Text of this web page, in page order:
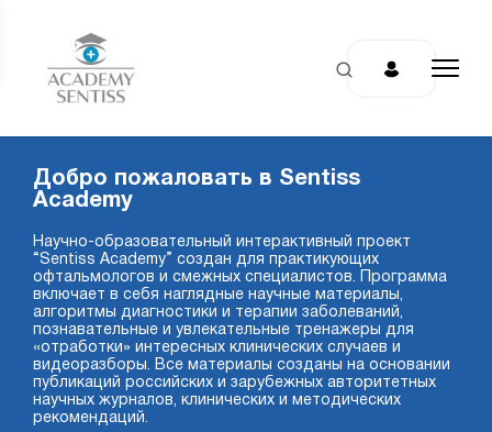
Добро пожаловать в Sentiss
Academy
Научно-образовательный интерактивный проект
“Sentiss Academy” создан для практикующих
офтальмологов и смежных специалистов. Программа
включает в себя наглядные научные материалы,
алгоритмы диагностики и терапии заболеваний,
познавательные и увлекательные тренажеры для
«отработки» интересных клинических случаев и
видеоразборы. Все материалы созданы на основании
публикаций российских и зарубежных авторитетных
научных журналов, клинических и методических
рекомендаций.